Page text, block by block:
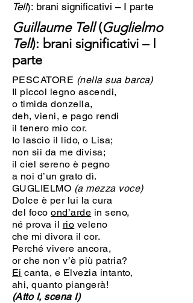
Tell): brani significativi – I parte
Guillaume Tell(Guglielmo
Tell): brani significativi – I
parte
PESCATORE (nella sua barca)
Il piccol legno ascendi,
o timida donzella,
deh, vieni, e pago rendi
il tenero mio cor.
Io lascio il lido, o Lisa;
non sii da me divisa;
il ciel sereno è pegno
a noi d’un grato dì.
GUGLIELMO (a mezza voce)
Dolce è per lui la cura
del focoond’arde in seno,
né prova il rio veleno
che mi divora il cor.
Perché vivere ancora,
or che non v’è più patria?
Ei canta, e Elvezia intanto,
ahi, quanto piangerà!
(Atto I, scena I)